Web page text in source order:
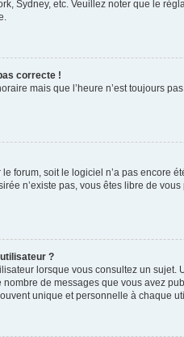
Sydney, etc. Veuillez noter que le
correcte !
mais que l’heure n’est toujours
forum, soit le logiciel n’a pas encore
n’existe pas, vous êtes libre de
?
lorsque vous consultez un
de messages que vous avez
unique et personnelle à chaque